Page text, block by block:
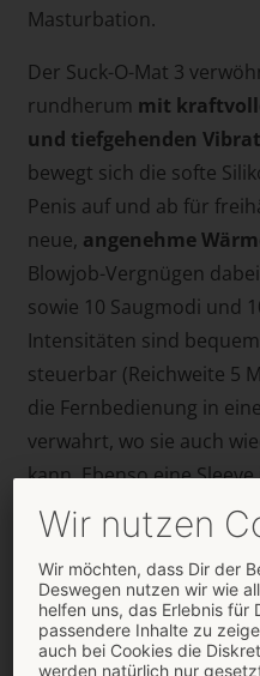
Masturbation.
Der Suck-O-Mat 3
rundherum mit
und tiefgehenden
bewegt sich die softe
Penis auf und ab für
neue, angenehme
Blowjob-Vergnügen
sowie 10 Saugmodi und
Intensitäten sind
steuerbar (Reichweite 5
die Fernbedienung in
verwahrt, wo sie auch
kann. Ebenso eine
Einführtiefe 15,5 cm,
Weitere Sleeves in den
erhältlich.
Dieleistungsstärkere,
sportlich-eleganten